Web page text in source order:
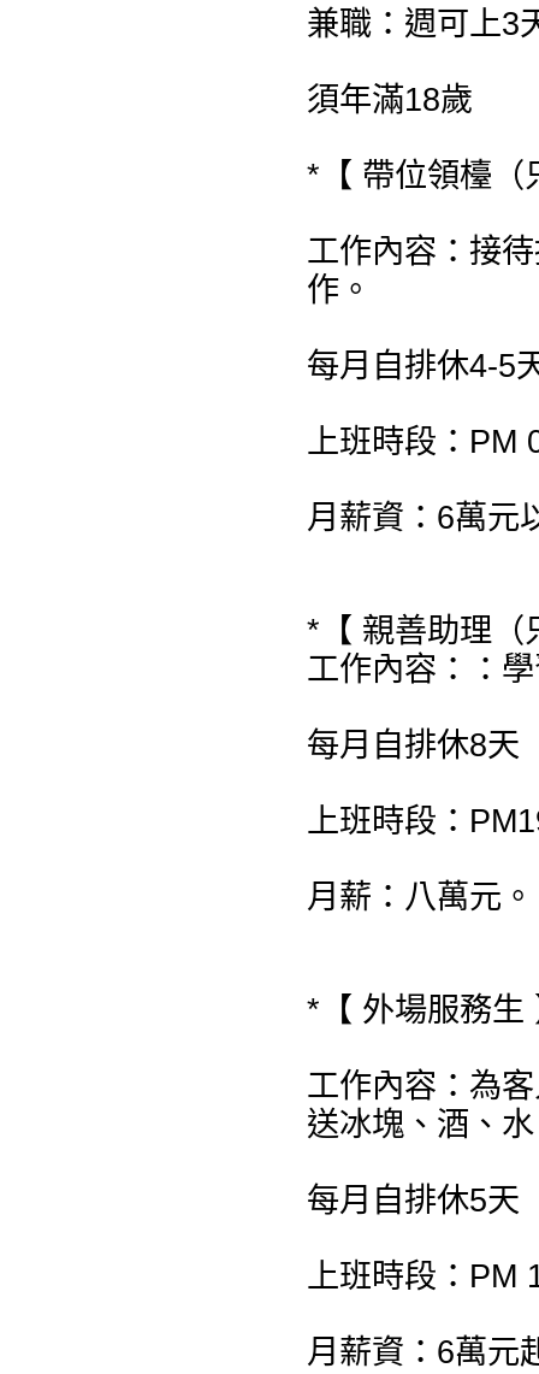
兼職：週可上3
須年滿18歲
*【 帶位領檯（
工作內容：接
作。
每月自排休4-5
上班時段：PM
月薪資：6萬元
*【 親善助理（
工作內容：：
每月自排休8天
上班時段：
月薪：八萬元。
*【 外場服務生
工作內容：為
送冰塊、酒、
每月自排休5天
上班時段：PM
月薪資：6萬元